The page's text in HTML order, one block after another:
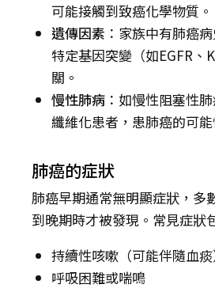
可能接觸到致癌化學物質。
遺傳因素 ：家族中有肺癌
特定基因突變（如EGFR、
關。
慢性肺病 ：如慢性阻塞性
纖維化患者，患肺癌的可能
肺癌的症狀
肺癌早期通常無明顯症狀，多
到晚期時才被發現。常見症狀
持續性咳嗽（可能伴隨血痰
呼吸困難或喘鳴